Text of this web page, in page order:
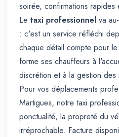
soirée, confirmations rapides
Le taxi professionnel va
: c'est un service réfléchi
chaque détail compte pour le
forme ses chauffeurs à
discrétion et à la gestion des
Pour vos déplacements
Martigues, notre taxi
ponctualité, la propreté du
irréprochable. Facture